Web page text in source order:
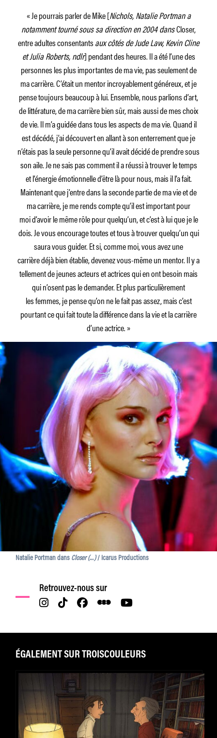
« Je pourrais parler de Mike [Nichols, Natalie Portman a
notamment tourné sous sa direction en 2004 dansCloser,
entre adultes consentantsaux côtés de Jude Law, Kevin Cline
et Julia Roberts, ndlr] pendant des heures. Il a été l’une des
personnes les plus importantes de ma vie, pas seulement de
ma carrière. C’était un mentor incroyablement généreux, et je
pense toujours beaucoup à lui. Ensemble, nous parlions d’art,
de littérature, de ma carrière bien sûr, mais aussi de mes choix
de vie. Il m’a guidée dans tous les aspects de ma vie. Quand il
est décédé, j’ai découvert en allant à son enterrement que je
n’étais pas la seule personne qu’il avait décidé de prendre sous
son aile. Je ne sais pas comment il a réussi à trouver le temps
et l’énergie émotionnelle d’être là pour nous, mais il l’a fait.
Maintenant que j’entre dans la seconde partie de ma vie et de
ma carrière, je me rends compte qu’il est important pour
moi d’avoir le même rôle pour quelqu’un, et c’est à lui que je le
dois. Je vous encourage toutes et tous à trouver quelqu’un qui
saura vous guider. Et si, comme moi, vous avez une
carrière déjà bien établie, devenez vous-même un mentor. Il y a
tellement de jeunes acteurs et actrices qui en ont besoin mais
qui n’osent pas le demander. Et plus particulièrement
les femmes, je pense qu’on ne le fait pas assez, mais c’est
pourtant ce qui fait toute la différence dans la vie et la carrière
d’une actrice. »
Natalie Portman dansCloser (…)/ Icarus Productions
Retrouvez-nous sur
ÉGALEMENT SUR TROISCOULEURS